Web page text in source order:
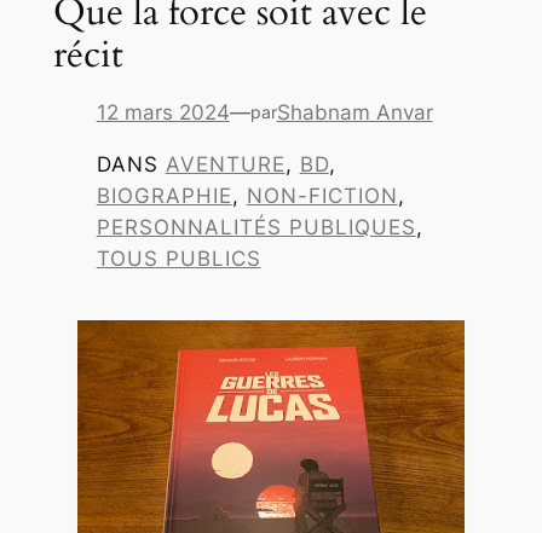
Que la force soit avec le
récit
12 mars 2024—parShabnam Anvar
DANS AVENTURE, BD
BIOGRAPHIE, NON-FICTION
PERSONNALITÉS PUBLIQUES
TOUS PUBLICS